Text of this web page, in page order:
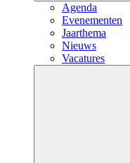
Agenda
Evenementen
Jaarthema
Nieuws
Vacatures